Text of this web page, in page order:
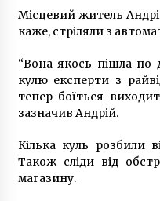
10
На месте
10
Місцевий житель
каже, стріляли з
“Вона якось пішла по
кулю експерти з
тепер боїться
зазначив Андрій.
Кілька куль розбили
Також сліди від
магазину.